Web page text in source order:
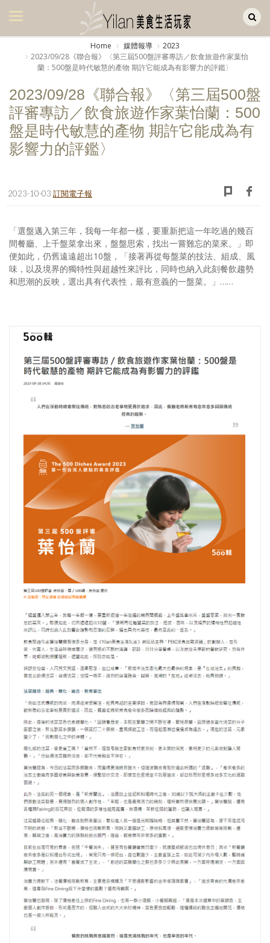
美食集
美飲集
廚房集
旅遊集
旅遊美食集
餐桌週記
享樂隨手拍
照相簿
創意出版服務
歷史區
關於Yilan
個人著作
活動實況記錄
媒體報導一覽
合作與代言
訂閱電子報
Home 媒體報導
2023
2023/09/28《聯合報》〈第三屆500盤評審專訪／飲食旅遊作家葉怡
蘭：500盤是時代敏慧的產物 期許它能成為有影響力的評鑑〉
2023/09/28《聯合報》〈第三屆500盤
評審專訪／飲食旅遊作家葉怡蘭：500
盤是時代敏慧的產物 期許它能成為有
影響力的評鑑〉
2023-10-03 訂閱電子報
「選盤邁入第三年，我每一年都一樣，要重新把這一年吃過的幾百
間餐廳、上千盤菜拿出來，盤盤思索，找出一嘗難忘的菜來。」即
便如此，仍舊遠遠超出10盤，「接著再從每盤菜的技法、組成、風
味，以及境界的獨特性與超越性來評比，同時也納入此刻餐飲趨勢
和思潮的反映，選出具有代表性，最有意義的一盤菜。」……